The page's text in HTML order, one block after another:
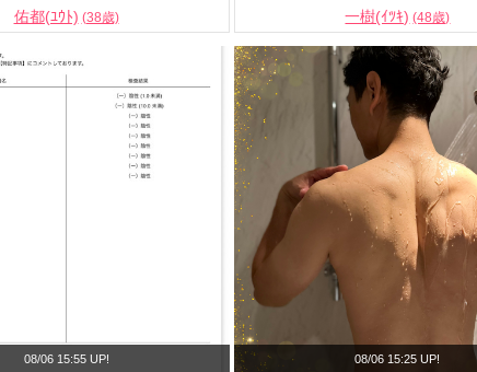
佑都(ﾕｳﾄ) (38歳) 一樹(ｲﾂｷ) (48歳)
08/06 15:55 UP! 08/06 15:25 UP!